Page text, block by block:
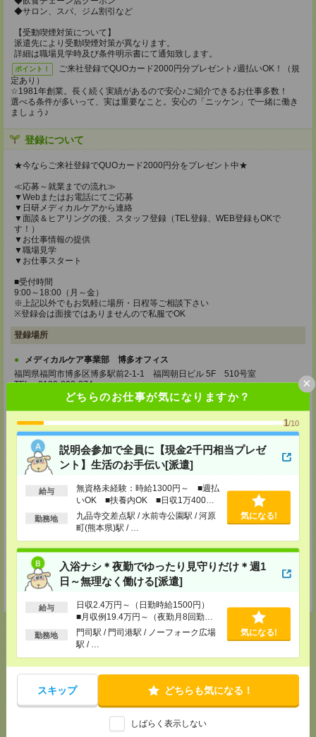
どちらのお仕事が気になりますか？
1/10
説明会参加で全員に【現金2千円相当プレゼ
ント】生活のお手伝い[派遣]
給与
無資格未経験：時給1300円～ ■週払
いOK ■扶養内OK ■日収1万400円
以上
勤務地
九品寺交差点駅 / 水前寺公園駅 / 河原
町(熊本県)駅 / …
気になる!
入浴ナシ＊夜勤でゆったり見守りだけ＊週1
日～無理なく働ける[派遣]
給与
日収2.4万円～（日勤時給1500円）
■月収例19.4万円～（夜勤月8回勤務
の場合）
勤務地
門司駅 / 門司港駅 / ノーフォーク広場
駅 / …
気になる!
スキップ どちらも気になる！
しばらく表示しない
×
◆サロン、スパ、ジム割引など
【受動喫煙対策について】
派遣先により受動喫煙対策が異なります。
詳細は職場見学時及び条件明示書にて通知致します。
ポイント！
ご来社登録でQUOカード2000円分プレゼント♪週払いOK！（規
定あり）
☆1981年創業。長く続く実績があるので安心♪ご紹介できるお仕事多数！
選べる条件が多いって、実は重要なこと。安心の「ニッケン」で一緒に働き
ましょう♪
登録について
★今ならご来社登録でQUOカード2000円分をプレゼント中★
≪応募～就業までの流れ≫
▼Webまたはお電話にてご応募
▼日研メディカルケアから連絡
▼面談＆ヒアリングの後、スタッフ登録（TEL登録、WEB登録もOKで
す！）
▼お仕事情報の提供
▼職場見学
▼お仕事スタート
■受付時間
9:00～18:00（月～金）
※上記以外でもお気軽に場所・日程等ご相談下さい
※登録会は面接ではありませんので私服でOK
登録場所
メディカルケア事業部 博多オフィス
福岡県福岡市博多区博多駅前2-1-1 福岡朝日ビル 5F 510号室
TEL：0120-802-274
tenshoku@nikken-ts.jp
メディカルケア事業部 小倉オフィス
福岡県北九州市小倉北区米町1-3-1 明治安田生命北九州ビル3F
TEL：0120-802-274
MAIL：tenshoku@nikken-ts.jp
メディカルケア事業部 熊本オフィス
熊本県熊本市中央区花畑町1-7 MY熊本ビル2F 2-3号室
TEL：0120-917-473
MAIL：tenshoku@nikken-ts.jp
担当：採用担当
登録交通費
★今ならご来社登録でQUOカード2000円分をプレゼント中★
応募ページへ
気になる！